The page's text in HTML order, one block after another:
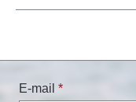
E-mail *